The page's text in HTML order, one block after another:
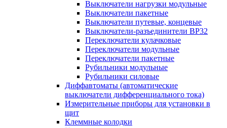
Выключатели нагрузки модульные
Выключатели пакетные
Выключатели путевые, концевые
Выключатели-разъединители ВР32
Переключатели кулачковые
Переключатели модульные
Переключатели пакетные
Рубильники модульные
Рубильники силовые
Диффавтоматы (автоматические
выключатели дифференциального тока)
Измерительные приборы для установки в
щит
Клеммные колодки